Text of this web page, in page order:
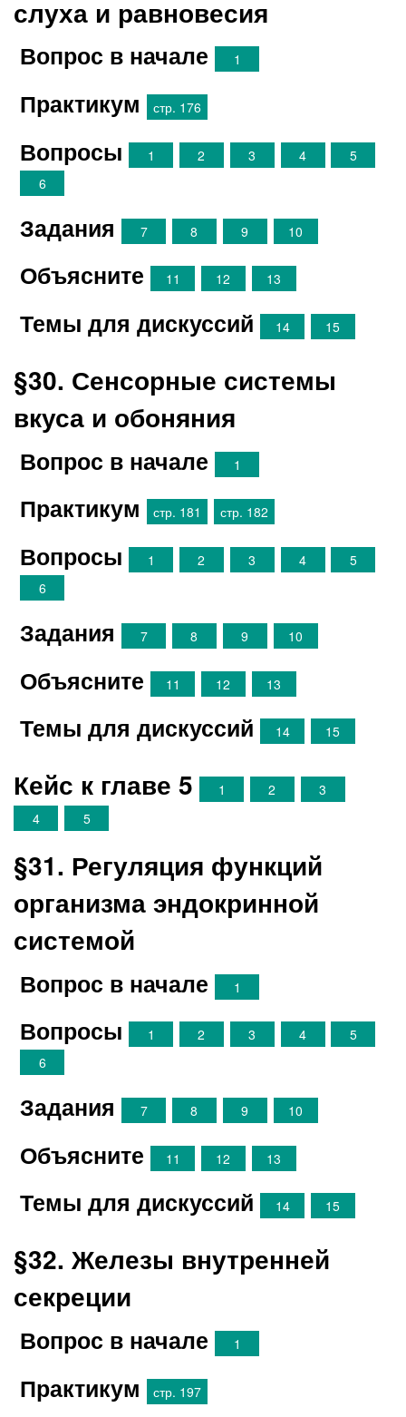
слуха и равновесия
Вопрос в начале 1
Практикум стр. 176
Вопросы 1 2 3 4
5
6
Задания 7 8 9 10
Объясните 11 12 13
Темы для дискуссий 14 15
§30. Сенсорные системы
вкуса и обоняния
Вопрос в начале 1
Практикум стр. 181 стр. 182
Вопросы 1 2 3 4
5
6
Задания 7 8 9 10
Объясните 11 12 13
Темы для дискуссий 14 15
Кейс к главе 5 1 2
3
4
5
§31. Регуляция функций
организма эндокринной
системой
Вопрос в начале 1
Вопросы 1 2 3 4
5
6
Задания 7 8 9 10
Объясните 11 12 13
Темы для дискуссий 14 15
§32. Железы внутренней
секреции
Вопрос в начале 1
Практикум стр. 197